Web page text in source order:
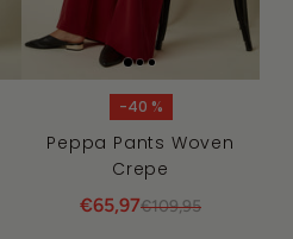
-40 %
Peppa Pants Woven
Crepe
€65,97€109,95